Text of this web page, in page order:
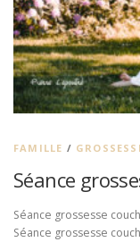
FAMILLE /
Séance
Séance grossesse
Séance grossesse